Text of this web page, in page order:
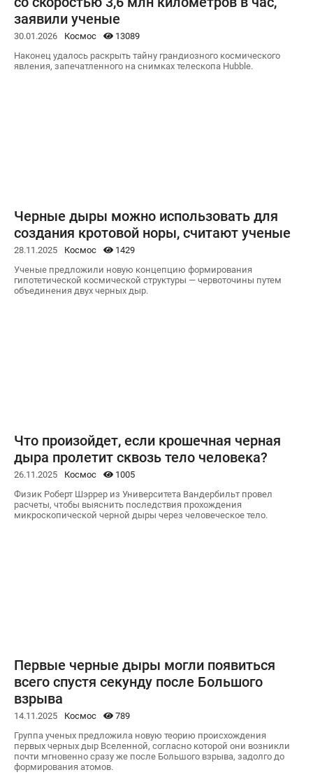
заявили ученые
30.01.2026 Космос
13089
Наконец удалось раскрыть тайну грандиозного космического
явления, запечатленного на снимках телескопа Hubble.
Черные дыры можно использовать для
создания кротовой норы, считают ученые
28.11.2025 Космос
1429
Ученые предложили новую концепцию формирования
гипотетической космической структуры — червоточины путем
объединения двух черных дыр.
Что произойдет, если крошечная черная
дыра пролетит сквозь тело человека?
26.11.2025 Космос
1005
Физик Роберт Шэррер из Университета Вандербильт провел
расчеты, чтобы выяснить последствия прохождения
микроскопической черной дыры через человеческое тело.
Первые черные дыры могли появиться
всего спустя секунду после Большого
взрыва
14.11.2025 Космос
789
Группа ученых предложила новую теорию происхождения
первых черных дыр Вселенной, согласно которой они возникли
почти мгновенно сразу же после Большого взрыва, задолго до
формирования атомов.